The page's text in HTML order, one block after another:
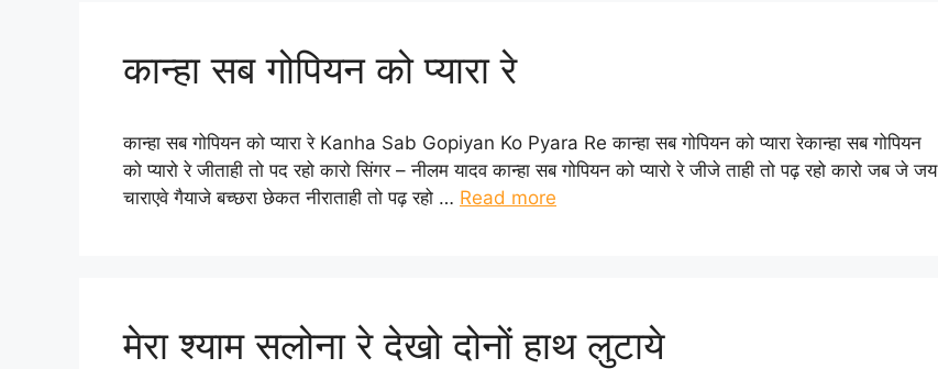
कान्हा सब गोपियन को प्यारा रे
कान्हा सब गोपियन को प्यारा रे Kanha Sab Gopiyan Ko Pyara Re कान्हा सब गोपियन को प्यारा रेकान्हा सब गोपियन
को प्यारो रे जीताही तो पद रहो कारो सिंगर – नीलम यादव कान्हा सब गोपियन को प्यारो रे जीजे ताही तो पढ़ रहो कारो जब जे जय
चाराएवे गैयाजे बच्छरा छेकत नीराताही तो पढ़ रहो … Read more
मेरा श्याम सलोना रे देखो दोनों हाथ लुटाये